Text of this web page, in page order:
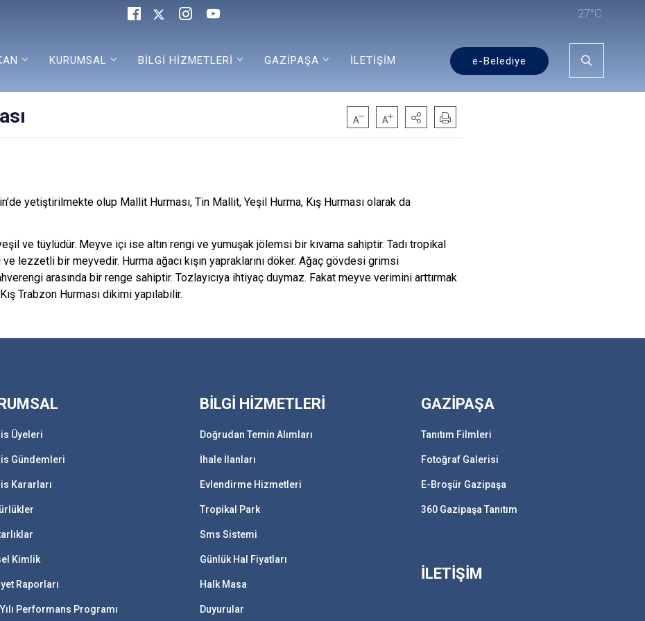
27°C
KURUMSAL BİLGİ HİZMETLERİ GAZİPAŞA İLETİŞİM e-Belediye
yetiştirilmekte olup Mallit Hurması, Tin Mallit, Yeşil Hurma, Kış Hurması olarak da
ve tüylüdür. Meyve içi ise altın rengi ve yumuşak jölemsi bir kıvama sahiptir. Tadı tropikal
ve lezzetli bir meyvedir. Hurma ağacı kışın yapraklarını döker. Ağaç gövdesi grimsi
arasında bir renge sahiptir. Tozlayıcıya ihtiyaç duymaz. Fakat meyve verimini arttırmak
Trabzon Hurması dikimi yapılabilir.
Üyeleri
Gündemleri
Kararları
Kimlik
Raporları
Performans Programı
BİLGİ HİZMETLERİ
Doğrudan Temin Alımları
İhale İlanları
Evlendirme Hizmetleri
Tropikal Park
Sms Sistemi
Günlük Hal Fiyatları
Halk Masa
Duyurular
GAZİPAŞA
Tanıtım Filmleri
Fotoğraf Galerisi
E-Broşür Gazipaşa
360 Gazipaşa Tanıtım
İLETİŞİM